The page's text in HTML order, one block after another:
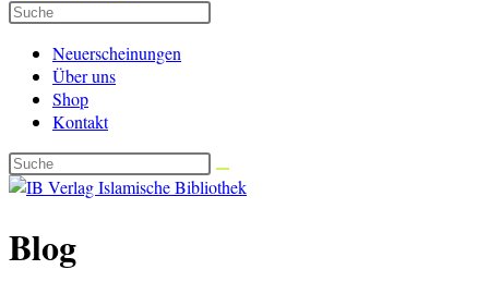
Neuerscheinungen
Über uns
Shop
Kontakt
Blog